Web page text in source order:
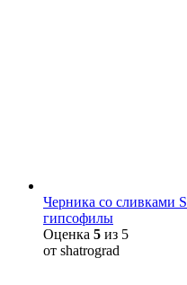
Черника со сливками
гипсофилы
Оценка 5 из 5
от shatrograd